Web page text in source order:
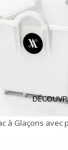
à Glaçons avec